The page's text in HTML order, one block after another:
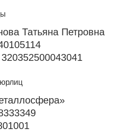
Татьяна Петровна